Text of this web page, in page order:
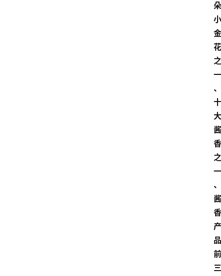
朵
小
金
花
之
一
、
十
大
酱
香
之
一
、
酱
香
产
品
前
三